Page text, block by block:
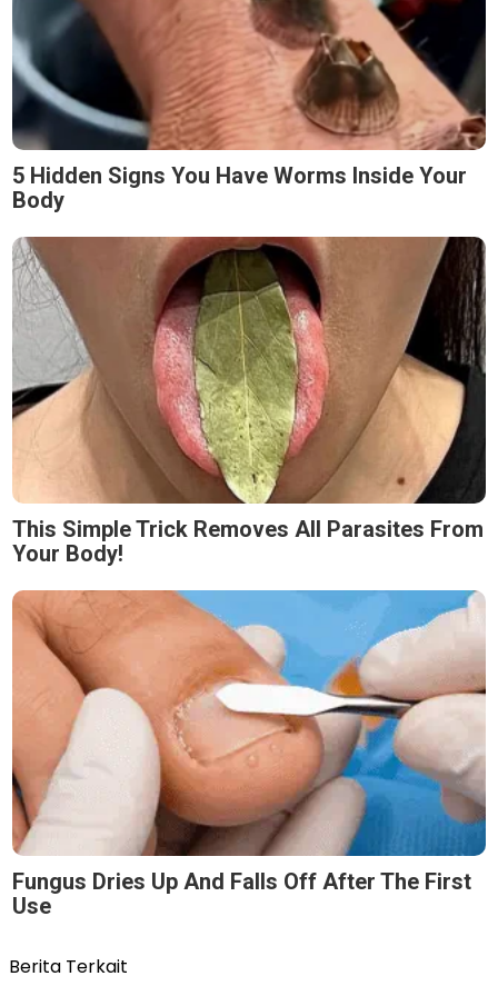
5 Hidden Signs You Have Worms Inside Your
Body
This Simple Trick Removes All Parasites From
Your Body!
Fungus Dries Up And Falls Off After The First
Use
Berita Terkait